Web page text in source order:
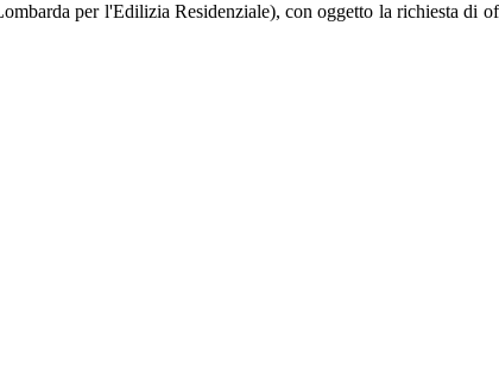
per l'Edilizia Residenziale), con oggetto la richiesta di